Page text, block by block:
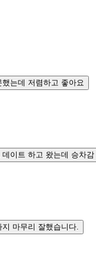
는데 저렴하고 좋아요
이트 하고 왔는데 승차
마무리 잘했습니다.